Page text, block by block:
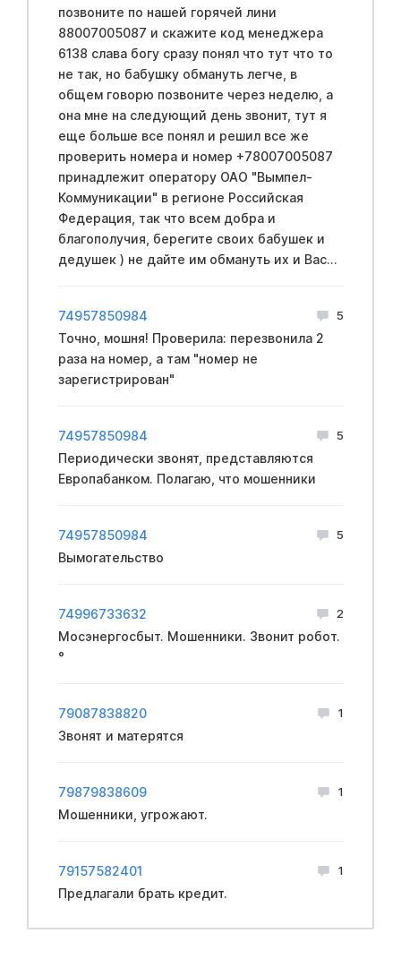
позвоните по нашей горячей лини
88007005087 и скажите код менеджера
6138 слава богу сразу понял что тут что то
не так, но бабушку обмануть легче, в
общем говорю позвоните через неделю, а
она мне на следующий день звонит, тут я
еще больше все понял и решил все же
проверить номера и номер +78007005087
принадлежит оператору ОАО "Вымпел-
Коммуникации" в регионе Российская
Федерация, так что всем добра и
благополучия, берегите своих бабушек и
дедушек ) не дайте им обмануть их и Вас...
74957850984 5
Точно, мошня! Проверила: перезвонила 2
раза на номер, а там "номер не
зарегистрирован"
74957850984 5
Периодически звонят, представляются
Европабанком. Полагаю, что мошенники
74957850984 5
Вымогательство
74996733632 2
Мосэнергосбыт. Мошенники. Звонит робот.
°
79087838820 1
Звонят и матерятся
79879838609 1
Мошенники, угрожают.
79157582401 1
Предлагали брать кредит.